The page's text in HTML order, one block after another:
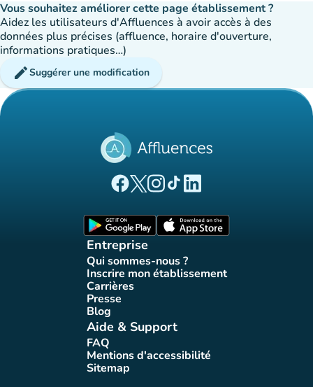
Vous souhaitez améliorer cette page établissement ?
Aidez les utilisateurs d'Affluences à avoir accès à des
données plus précises (affluence, horaire d'ouverture,
informations pratiques…)
editSuggérer une modification
(nouvel onglet)
(nouvel onglet)
(nouvel onglet)
(nouvel onglet)
(nouvel onglet)
Entreprise
Qui sommes-nous ?
(nouvel onglet)
Inscrire mon établissement
(nouvel onglet)
Carrières(nouvel onglet)
Presse(nouvel onglet)
Blog(nouvel onglet)
Aide & Support
FAQ(nouvel onglet)
Mentions d'accessibilité
(nouvel onglet)
Sitemap(nouvel onglet)